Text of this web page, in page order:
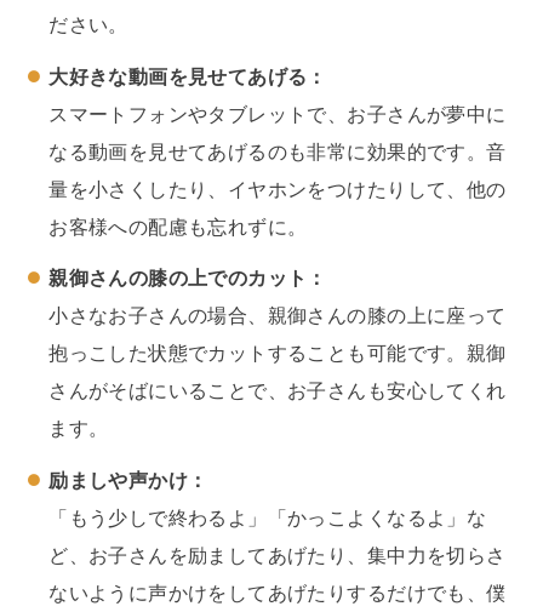
ださい。
大好きな動画を見せてあげる：
スマートフォンやタブレットで、お子さんが夢中に
なる動画を見せてあげるのも非常に効果的です。音
量を小さくしたり、イヤホンをつけたりして、他の
お客様への配慮も忘れずに。
親御さんの膝の上でのカット：
小さなお子さんの場合、親御さんの膝の上に座って
抱っこした状態でカットすることも可能です。親御
さんがそばにいることで、お子さんも安心してくれ
ます。
励ましや声かけ：
「もう少しで終わるよ」「かっこよくなるよ」な
ど、お子さんを励ましてあげたり、集中力を切らさ
ないように声かけをしてあげたりするだけでも、僕